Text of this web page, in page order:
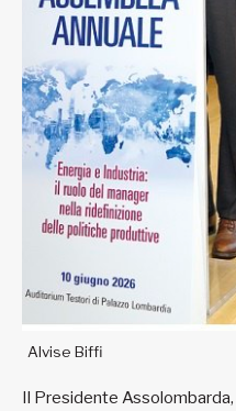
Alvise Biffi
Il Presidente Assolombarda,